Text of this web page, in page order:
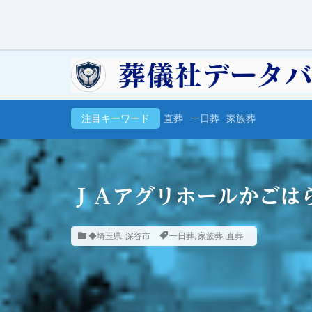
注目キーワード 直葬 一日葬 家族葬
ＪＡアグリホールかごは
◆埼玉県, 深谷市 一日葬, 家族葬, 直葬